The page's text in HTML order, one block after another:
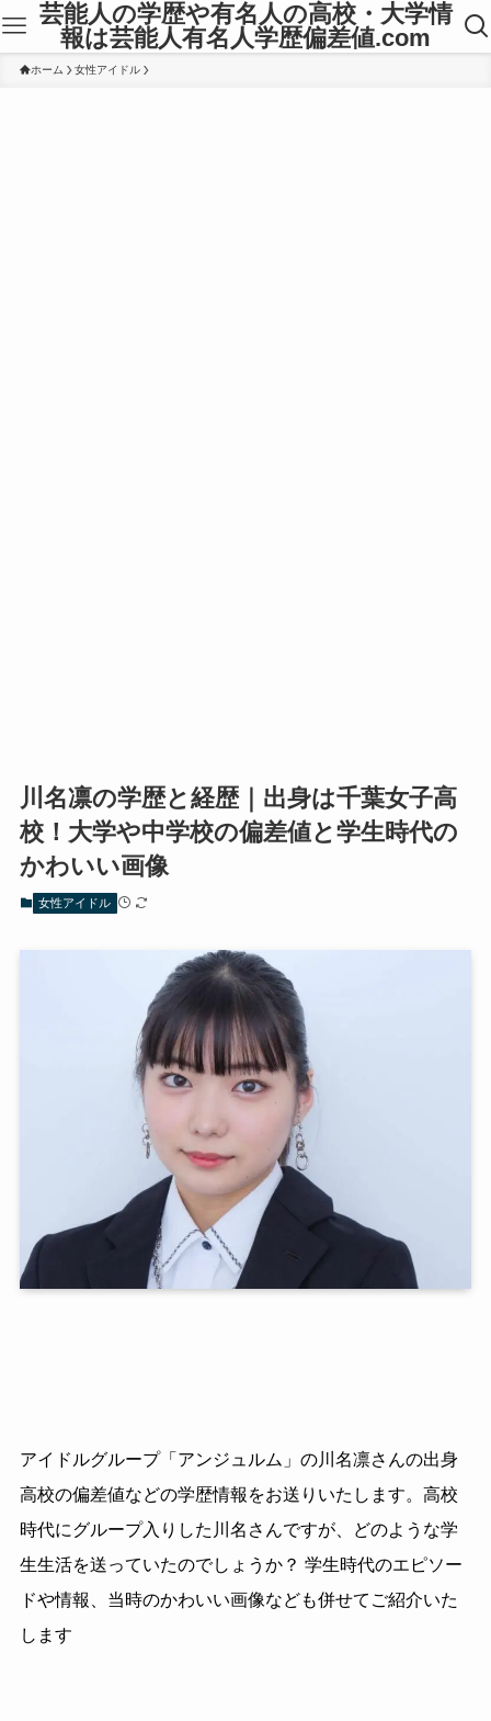
芸能人の学歴や有名人の高校・大学情
報は芸能人有名人学歴偏差値.com
ホーム 女性アイドル
川名凛の学歴と経歴｜出身は千葉女子高
校！大学や中学校の偏差値と学生時代の
かわいい画像
女性アイドル
アイドルグループ「アンジュルム」の川名凛さんの出身
高校の偏差値などの学歴情報をお送りいたします。高校
時代にグループ入りした川名さんですが、どのような学
生生活を送っていたのでしょうか？ 学生時代のエピソー
ドや情報、当時のかわいい画像なども併せてご紹介いた
します